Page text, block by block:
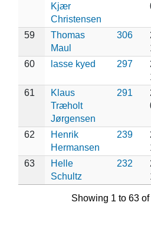
Kjær
Christensen
59
Thomas
Maul
306
60 lasse kyed 297
61
Klaus
Træholt
Jørgensen
291
62
Henrik
Hermansen
239
63
Helle
Schultz
232
Showing 1 to 63